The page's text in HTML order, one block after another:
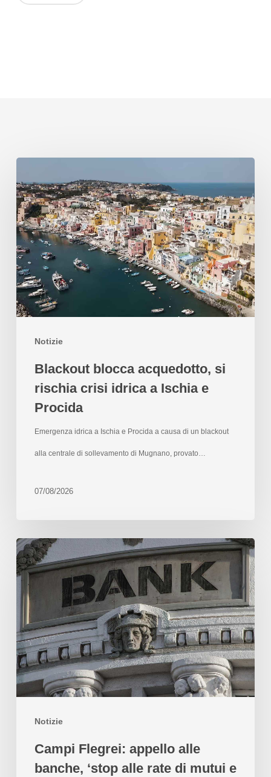
Notizie
Blackout blocca acquedotto, si
rischia crisi idrica a Ischia e
Procida
Emergenza idrica a Ischia e Procida a causa di un blackout
alla centrale di sollevamento di Mugnano, provato…
07/08/2026
Notizie
Campi Flegrei: appello alle
banche, ‘stop alle rate di mutui e